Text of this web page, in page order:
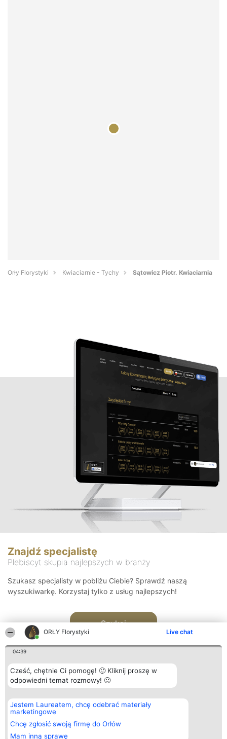
ORŁY Florystyki Live chat
04:39
Cześć, chętnie Ci pomogę! 🙂 Kliknij proszę w
odpowiedni temat rozmowy! 🙂
Jestem Laureatem, chcę odebrać materiały
marketingowe
Chcę zgłosić swoją firmę do Orłów
Mam inną sprawę
Orły Florystyki Kwiaciarnie - Tychy Sątowicz Piotr. Kwiaciarnia
Znajdź specjalistę
Plebiscyt skupia najlepszych w branży
Szukasz specjalisty w pobliżu Ciebie? Sprawdź naszą
wyszukiwarkę. Korzystaj tylko z usług najlepszych!
Szukaj
Organizator plebiscytu
Bright Side Solutions sp. z o.
o. sp. k.
ul. Ruska 22
Wrocław 50-079
KRS 0000749100 | Regon
Plebiscyt
Laureaci
wszystkich
Laureatów
Kontakt
Kontakt